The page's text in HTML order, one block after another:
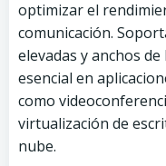
optimizar el
comunicación.
elevadas y anchos
esencial en
como
virtualización de
nube.